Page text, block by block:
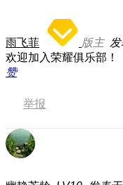
雨飞菲 版主
欢迎加入荣耀俱乐部！
赞
举报